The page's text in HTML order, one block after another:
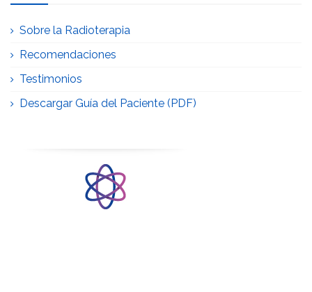
Sobre la Radioterapia
Recomendaciones
Testimonios
Descargar Guía del Paciente (PDF)